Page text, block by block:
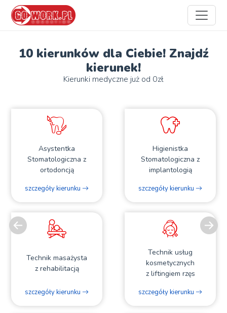
10 kierunków dla Ciebie! Znajdź
kierunek!
Kierunki medyczne już od 0zł
Asystentka
Stomatologiczna z
ortodoncją
szczegóły kierunku
Higienistka
Stomatologiczna z
implantologią
szczegóły kierunku
Technik masażysta
z rehabilitacją
szczegóły kierunku
Technik usług
kosmetycznych
z liftingiem rzęs
szczegóły kierunku
Previous